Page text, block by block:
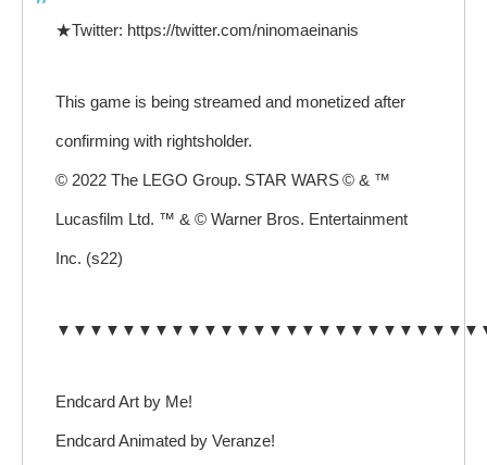
★Twitter: https://twitter.com/ninomaeinanis
This game is being streamed and monetized after
confirming with rightsholder.
© 2022 The LEGO Group. STAR WARS © & ™
Lucasfilm Ltd. ™ & © Warner Bros. Entertainment
Inc. (s22)
Endcard Art by Me!
Endcard Animated by Veranze!